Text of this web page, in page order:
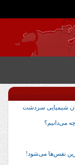
می‌دانیم؟
نفس‌ها می‌شود!